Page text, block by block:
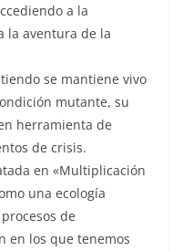
a la
la aventura de la
se mantiene vivo
mutante, su
herramienta de
de crisis.
en «Multiplicación
una ecología
de
en los que tenemos